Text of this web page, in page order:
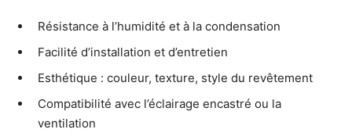
Résistance à l’humidité et à la condensation
Facilité d’installation et d’entretien
Esthétique : couleur, texture, style du revêtement
Compatibilité avec l’éclairage encastré ou la
ventilation